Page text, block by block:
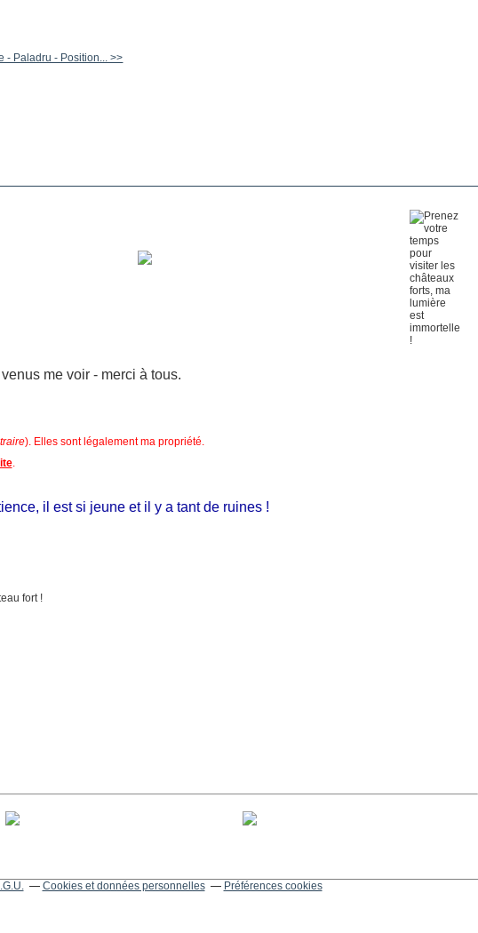
- Paladru - Position... >>
me voir - merci à tous.
). Elles sont légalement ma propriété.
.
il est si jeune et il y a tant de ruines !
Cookies et données personnelles Préférences cookies